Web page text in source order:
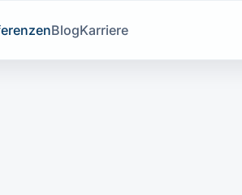
BlogKarriere